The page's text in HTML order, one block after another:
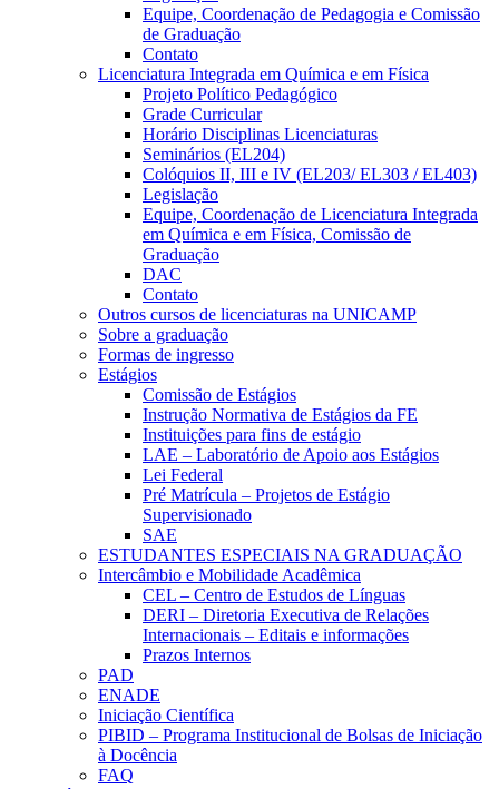
Equipe, Coordenação de Pedagogia e Comissão
de Graduação
Contato
Licenciatura Integrada em Química e em Física
Projeto Político Pedagógico
Grade Curricular
Horário Disciplinas Licenciaturas
Seminários (EL204)
Colóquios II, III e IV (EL203/ EL303 / EL403)
Legislação
Equipe, Coordenação de Licenciatura Integrada
em Química e em Física, Comissão de
Graduação
DAC
Contato
Outros cursos de licenciaturas na UNICAMP
Sobre a graduação
Formas de ingresso
Estágios
Comissão de Estágios
Instrução Normativa de Estágios da FE
Instituições para fins de estágio
LAE – Laboratório de Apoio aos Estágios
Lei Federal
Pré Matrícula – Projetos de Estágio
Supervisionado
SAE
ESTUDANTES ESPECIAIS NA GRADUAÇÃO
Intercâmbio e Mobilidade Acadêmica
CEL – Centro de Estudos de Línguas
DERI – Diretoria Executiva de Relações
Internacionais – Editais e informações
Prazos Internos
PAD
ENADE
Iniciação Científica
PIBID – Programa Institucional de Bolsas de Iniciação
à Docência
FAQ